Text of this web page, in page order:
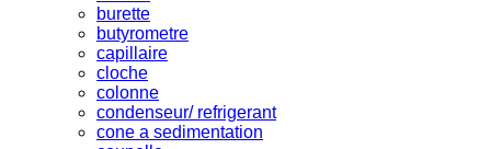
burette
butyrometre
capillaire
cloche
colonne
condenseur/ refrigerant
cone a sedimentation